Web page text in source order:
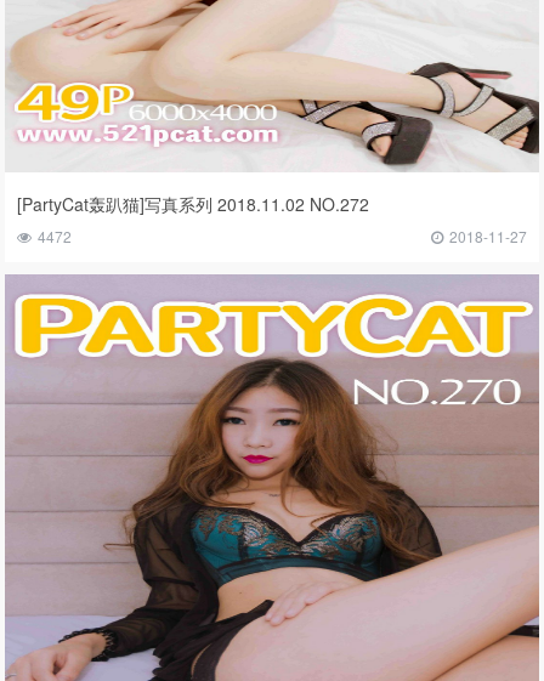
[PartyCat轰趴猫]写真系列 2018.11.02 NO.272
4472 2018-11-27